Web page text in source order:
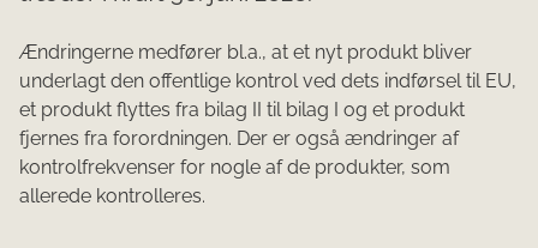
Ændringerne medfører bl.a., at et nyt produkt bliver
underlagt den offentlige kontrol ved dets indførsel til EU,
et produkt flyttes fra bilag II til bilag I og et produkt
fjernes fra forordningen. Der er også ændringer af
kontrolfrekvenser for nogle af de produkter, som
allerede kontrolleres.